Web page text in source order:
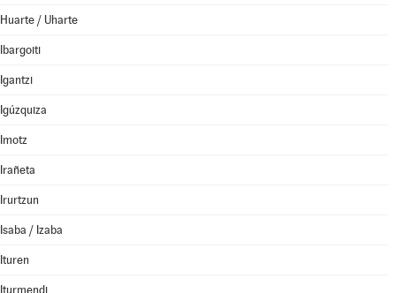
Huarte / Uharte
Ibargoiti
Igantzi
Igúzquiza
Imotz
Irañeta
Irurtzun
Isaba / Izaba
Ituren
Iturmendi